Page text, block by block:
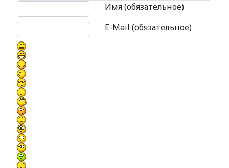
Имя (обязательное)
E-Mail (обязательное)
Текст комментария